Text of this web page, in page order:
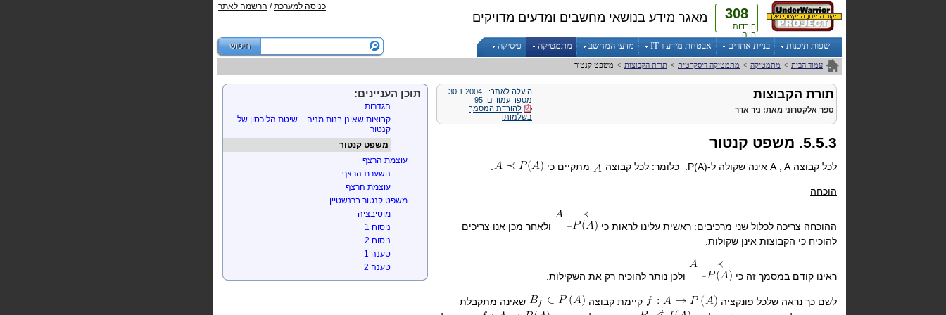
308
הורדות
היום
מאגר מידע בנושאי מחשבים ומדעים מדויקים
כניסה למערכת/ הרשמה לאתר
שפות תיכנות בניית אתרים אבטחת מידע ו-IT מדעי המחשב מתמטיקה פיסיקה
עמוד הבית > מתמטיקה > מתמטיקה דיסקרטית > תורת הקבוצות > משפט קנטור
הועלה לאתר: 30.1.2004
מספר עמודים: 95
להורדת המסמך
בשלמותו
תורת הקבוצות
ספר אלקטרוני מאת: ניר אדר
5.5.3. משפט קנטור
לכל קבוצה A , A אינה שקולה ל-P(A) . כלומר: לכל קבוצה מתקיים כי
הוכחה
ההוכחה צריכה לכלול שני מרכיבים: ראשית עלינו לראות כי
ולאחר מכן אנו צריכים
להוכיח כי הקבוצות אינן שקולות.
ראינו קודם במסמך זה כי ולכן נותר להוכיח רק את השקילות.
לשם כך נראה שלכל פונקציה קיימת קבוצה
שאינה מתקבלת
תוכן העניינים:
הקדמה לעוצמות
הגדרה 1 לקבוצה אינסופית
משפט קנטור
הגדרות
קבוצות שאינן בנות מניה – שיטת הליכסון של
קנטור
משפט קנטור
עוצמת הרצף
השערת הרצף
עוצמת הרצף
משפט קנטור ברנשטיין
מוטיבציה
ניסוח 1
ניסוח 2
טענה 1
טענה 2
קבוצות אינדוקטיביות